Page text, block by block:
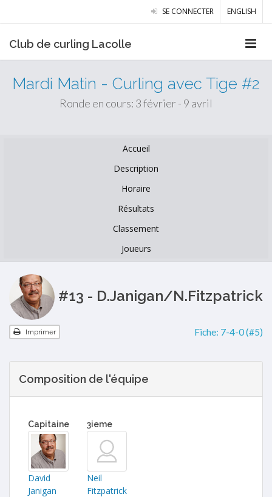
SE CONNECTER ENGLISH
Club de curling Lacolle
Mardi Matin - Curling avec Tige #2
Ronde en cours: 3 février - 9 avril
Accueil
Description
Horaire
Résultats
Classement
Joueurs
#13 - D.Janigan/N.Fitzpatrick
Imprimer Fiche: 7-4-0 (#5)
Composition de l'équipe
Capitaine
David
Janigan
3ieme
Neil
Fitzpatrick